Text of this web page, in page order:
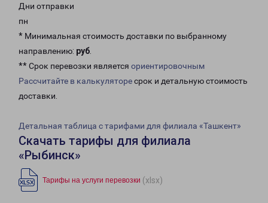
Дни отправки
пн
* Минимальная стоимость доставки по выбранному
направлению: руб.
** Срок перевозки является ориентировочным
Рассчитайте в калькуляторесрок и детальную стоимость
доставки.
Детальная таблица с тарифами для филиала «Ташкент»
Скачать тарифы для филиала
«Рыбинск»
Тарифы на услуги перевозки (xlsx)